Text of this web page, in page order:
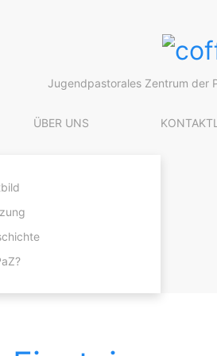
Jugendpastorales Zentrum der
ÜBER UNS KONTAKT